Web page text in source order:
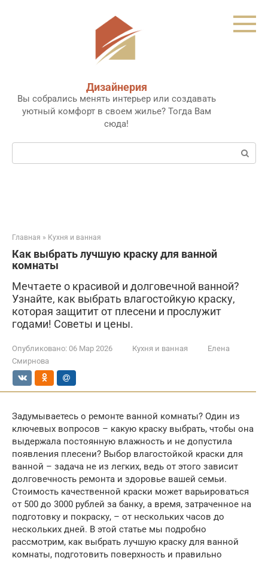
Дизайнерия
Вы собрались менять интерьер или создавать
уютный комфорт в своем жилье? Тогда Вам
сюда!
Поиск:
Главная » Кухня и ванная
Как выбрать лучшую краску для ванной
комнаты
Мечтаете о красивой и долговечной ванной?
Узнайте, как выбрать влагостойкую краску,
которая защитит от плесени и прослужит
годами! Советы и цены.
Опубликовано: 06 Мар 2026 Кухня и ванная
Елена
Смирнова
Задумываетесь о ремонте ванной комнаты? Один из
ключевых вопросов – какую краску выбрать, чтобы она
выдержала постоянную влажность и не допустила
появления плесени? Выбор влагостойкой краски для
ванной – задача не из легких, ведь от этого зависит
долговечность ремонта и здоровье вашей семьи.
Стоимость качественной краски может варьироваться
от 500 до 3000 рублей за банку, а время, затраченное на
подготовку и покраску, – от нескольких часов до
нескольких дней. В этой статье мы подробно
рассмотрим, как выбрать лучшую краску для ванной
комнаты, подготовить поверхность и правильно